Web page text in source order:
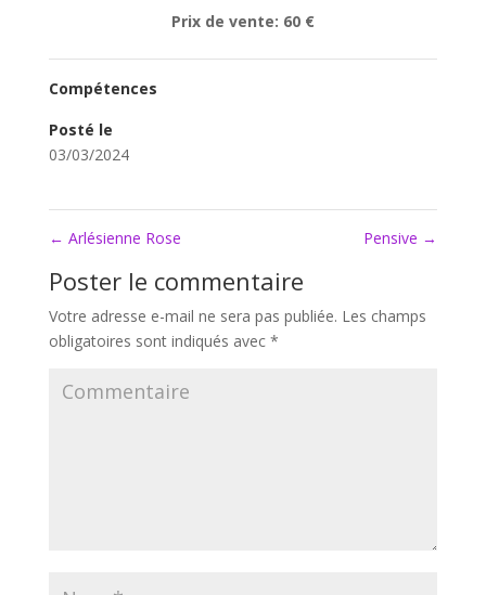
Prix de vente: 60 €
Compétences
Posté le
03/03/2024
← Arlésienne Rose Pensive →
Poster le commentaire
Votre adresse e-mail ne sera pas publiée. Les champs
obligatoires sont indiqués avec *